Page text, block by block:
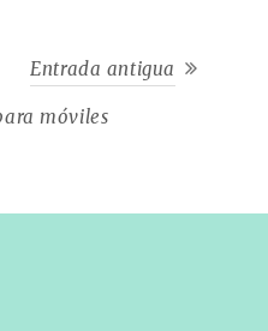
Entrada antigua
móviles